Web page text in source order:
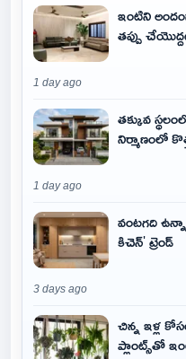
ఇంటిని
తప్పు
1 day ago
తక్కువ
నిర్మాణంలో
1 day ago
వంటగది
కిచెన్' ట్రెండ్
3 days ago
చిన్న ఇళ్ల
ప్లాంట్స్‌తో